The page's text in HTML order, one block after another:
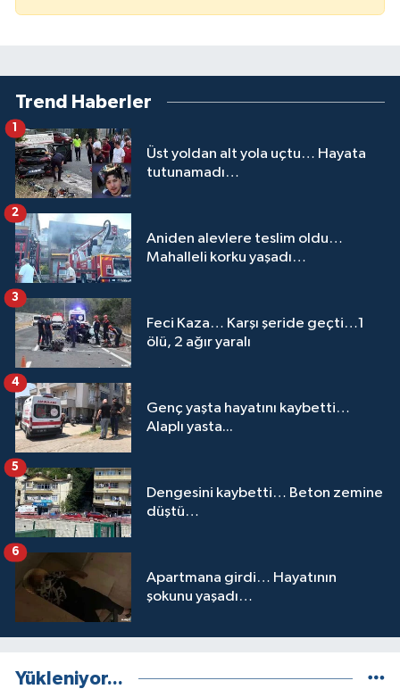
Trend Haberler
Üst yoldan alt yola uçtu… Hayata
tutunamadı…
1
Aniden alevlere teslim oldu…
Mahalleli korku yaşadı…
2
Feci Kaza… Karşı şeride geçti…1
ölü, 2 ağır yaralı
3
Genç yaşta hayatını kaybetti…
Alaplı yasta...
4
Dengesini kaybetti… Beton zemine
düştü…
5
Apartmana girdi… Hayatının
şokunu yaşadı…
6
Yükleniyor...